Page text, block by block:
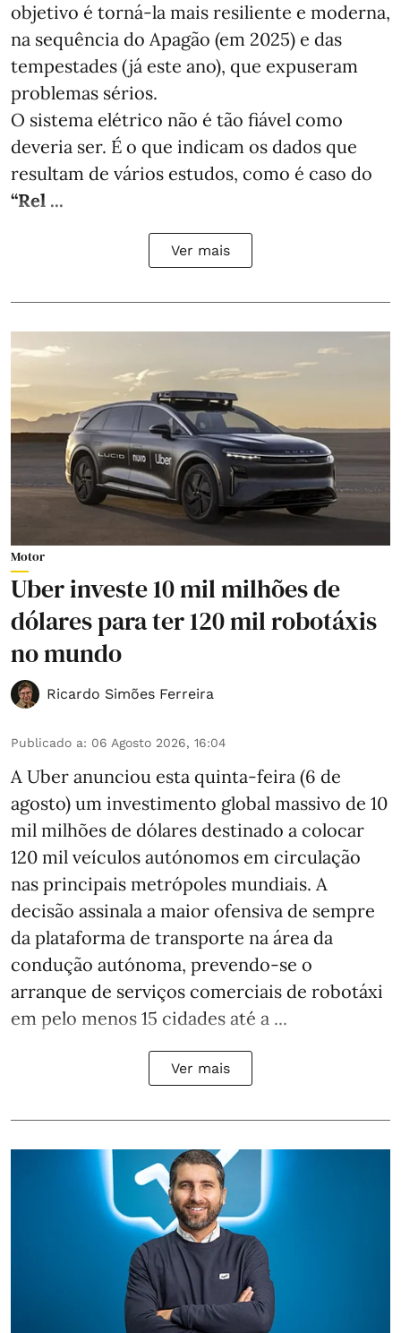
objetivo é torná-la mais resiliente e moderna,
na sequência do Apagão (em 2025) e das
tempestades (já este ano), que expuseram
problemas sérios.
O sistema elétrico não é tão fiável como
deveria ser. É o que indicam os dados que
resultam de vários estudos, como é caso do
“Rel ...
Ver mais
Motor
Uber investe 10 mil milhões de
dólares para ter 120 mil robotáxis
no mundo
Ricardo Simões Ferreira
Publicado a: 06 Agosto 2026, 16:04
A Uber anunciou esta quinta-feira (6 de
agosto) um investimento global massivo de 10
mil milhões de dólares destinado a colocar
120 mil veículos autónomos em circulação
nas principais metrópoles mundiais. A
decisão assinala a maior ofensiva de sempre
da plataforma de transporte na área da
condução autónoma, prevendo-se o
arranque de serviços comerciais de robotáxi
em pelo menos 15 cidades até a ...
Ver mais